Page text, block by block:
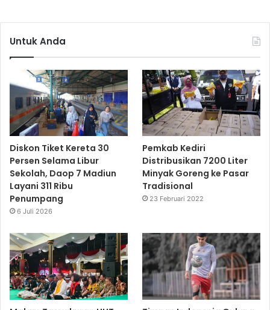
Untuk Anda
Diskon Tiket Kereta 30
Persen Selama Libur
Sekolah, Daop 7 Madiun
Layani 311 Ribu
Penumpang
6 Juli 2026
Pemkab Kediri
Distribusikan 7200 Liter
Minyak Goreng ke Pasar
Tradisional
23 Februari 2022